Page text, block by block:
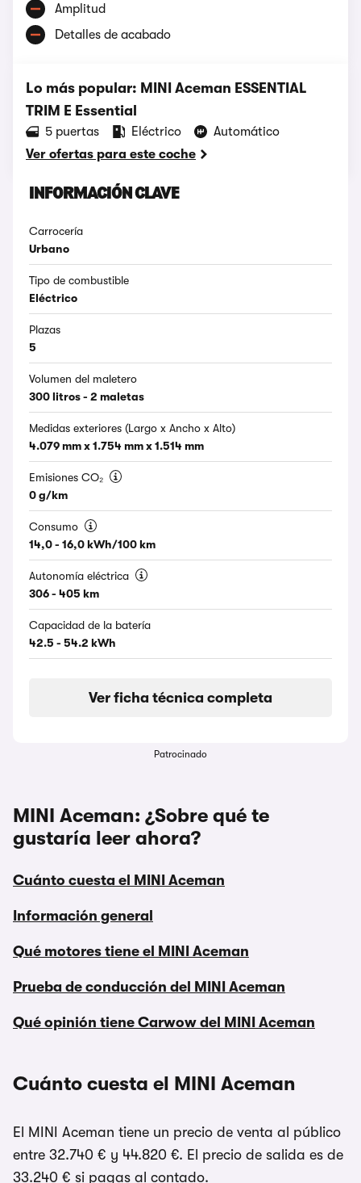
Amplitud
Detalles de acabado
Lo más popular: MINI Aceman ESSENTIAL
TRIM E Essential
5 puertas Eléctrico
Automático
Ver ofertas para este coche
INFORMACIÓN CLAVE
Carrocería
Urbano
Tipo de combustible
Eléctrico
Plazas
5
Volumen del maletero
300 litros - 2 maletas
Medidas exteriores (Largo x Ancho x Alto)
4.079 mm x 1.754 mm x 1.514 mm
Emisiones CO₂
0 g/km
Consumo
14,0 - 16,0 kWh/100 km
Autonomía eléctrica
306 - 405 km
Capacidad de la batería
42.5 - 54.2 kWh
Ver ficha técnica completa
Patrocinado
MINI Aceman: ¿Sobre qué te
gustaría leer ahora?
Cuánto cuesta el MINI Aceman
Información general
Qué motores tiene el MINI Aceman
Prueba de conducción del MINI Aceman
Qué opinión tiene Carwow del MINI Aceman
Cuánto cuesta el MINI Aceman
El MINI Aceman tiene un precio de venta al público
entre 32.740 € y 44.820 €. El precio de salida es de
33.240 € si pagas al contado.